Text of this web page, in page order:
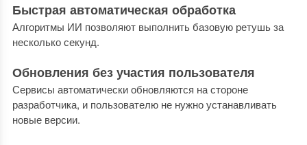
Быстрая автоматическая обработка
Алгоритмы ИИ позволяют выполнить базовую ретушь за
несколько секунд.
Обновления без участия пользователя
Сервисы автоматически обновляются на стороне
разработчика, и пользователю не нужно устанавливать
новые версии.